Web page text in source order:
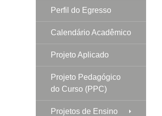
Perfil do Egresso
Calendário Acadêmico
Projeto Aplicado
Projeto Pedagógico
do Curso (PPC)
Projetos de Ensino